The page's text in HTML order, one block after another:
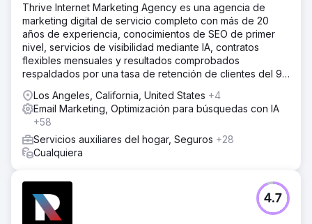
Thrive Internet Marketing Agency es una agencia de
marketing digital de servicio completo con más de 20
años de experiencia, conocimientos de SEO de primer
nivel, servicios de visibilidad mediante IA, contratos
flexibles mensuales y resultados comprobados
respaldados por una tasa de retención de clientes del 95
Los Angeles, California, United States +4
Email Marketing, Optimización para búsquedas con IA
+58
Servicios auxiliares del hogar, Seguros +28
Cualquiera
4.7